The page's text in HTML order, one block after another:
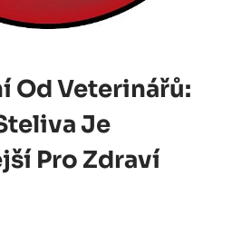
Od Veterinářů:
Je
Pro Zdraví